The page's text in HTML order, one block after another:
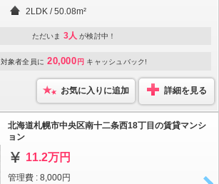
2LDK / 50.08m²
ただいま 3人 が検討中！
対象者全員に 20,000 円 キャッシュバック!
お気に入りに追加 詳細を見る
北海道札幌市中央区南十二条西18丁目の賃貸マンシ
ョン
11.2万円
管理費 : 8,000円